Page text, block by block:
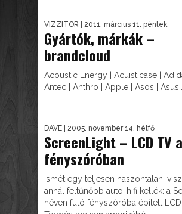
VIZZITOR | 2011. március 11. péntek
Gyártók, márkák –
brandcloud
Acoustic Energy | Acuisticase |
Antec | Anthro | Apple | Asos | Asus...
DAVE | 2005. november 14. hétfő
ScreenLight – LCD TV a
fényszóróban
Ismét egy teljesen haszontalan,
annál feltűnőbb auto-hifi kellék: a
néven futó fényszóróba épített LCD